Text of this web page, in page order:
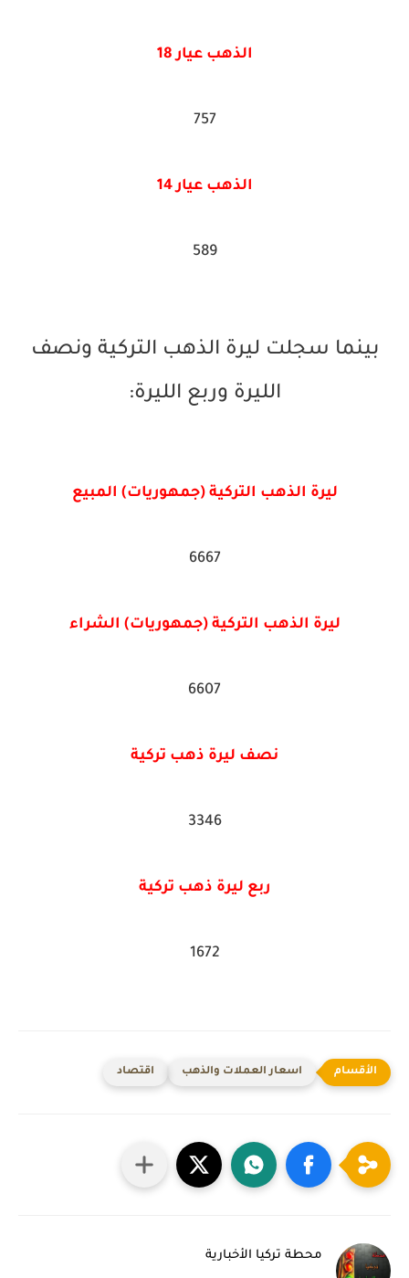
الذهب عيار 18
757
الذهب عيار 14
589
بينما سجلت ليرة الذهب التركية ونصف
الليرة وربع الليرة:
ليرة الذهب التركية (جمهوريات) المبيع
6667
ليرة الذهب التركية (جمهوريات) الشراء
6607
نصف ليرة ذهب تركية
3346
ربع ليرة ذهب تركية
1672
اسعار العملات والذهب اقتصاد
محطة تركيا الأخبارية